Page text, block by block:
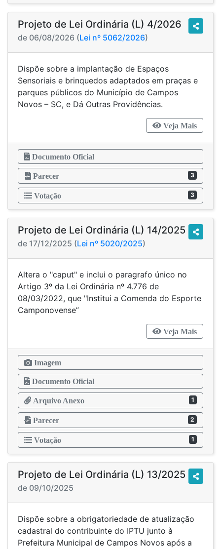
Projeto de Lei Ordinária (L) 4/2026
de 06/08/2026 (Lei nº 5062/2026)
Dispõe sobre a implantação de Espaços
Sensoriais e brinquedos adaptados em praças e
parques públicos do Município de Campos
Novos – SC, e Dá Outras Providências.
Veja Mais
Documento Oficial
Parecer 3
Votação 3
Projeto de Lei Ordinária (L) 14/2025
de 17/12/2025 (Lei nº 5020/2025)
Altera o "caput" e inclui o paragrafo único no
Artigo 3º da Lei Ordinária nº 4.776 de
08/03/2022, que "Institui a Comenda do Esporte
Camponovense”
Veja Mais
Imagem
Documento Oficial
Arquivo Anexo 1
Parecer 2
Votação 1
Projeto de Lei Ordinária (L) 13/2025
de 09/10/2025
Dispõe sobre a obrigatoriedade de atualização
cadastral do contribuinte do IPTU junto à
Prefeitura Municipal de Campos Novos após a